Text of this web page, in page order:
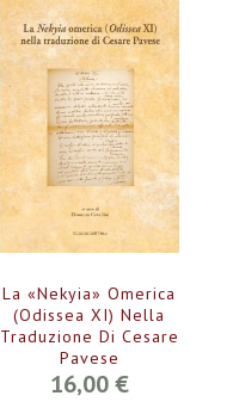
La «Nekyia» Omerica
(Odissea XI) Nella
Traduzione Di Cesare
Pavese
16,00 €